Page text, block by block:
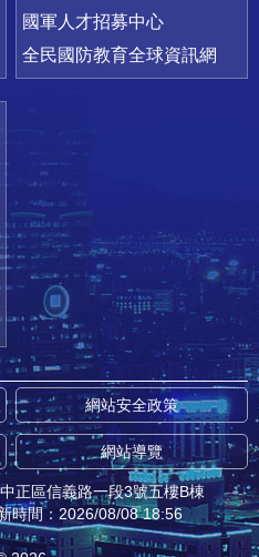
國軍人才招募中心
全民國防教育全球資訊網
網站安全政策
網站導覽
正區信義路一段3號五樓B棟
時間：2026/08/08 18:56